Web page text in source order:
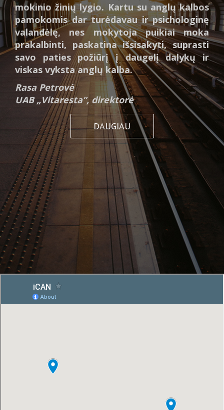
mokinio žinių lygio. Kartu su anglų kalbos
pamokomis dar turėdavau ir psichologinę
valandėlę, nes mokytoja puikiai moka
prakalbinti, paskatina išsisakyti, suprasti
savo paties požiūrį į daugelį dalykų ir
viskas vyksta anglų kalba.
Rasa Petrovė
UAB „Vitaresta”, direktorė
DAUGIAU